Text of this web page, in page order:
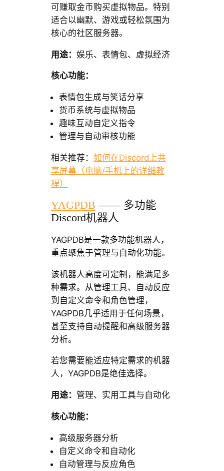
可赚取金币购买虚拟物品。特别
适合以幽默、游戏或轻松氛围为
核心的社区服务器。
用途： 娱乐、表情包、虚拟经济
核心功能：
表情包生成与笑话分享
货币系统与虚拟物品
趣味互动自定义指令
管理与自动审核功能
相关推荐： 如何在Discord上共
享屏幕（电脑/手机上的详细教
程）
YAGPDB —— 多功能
Discord机器人
YAGPDB是一款多功能机器人，
重点聚焦于管理与自动化功能。
该机器人高度可定制，能满足多
种需求。从管理工具、自动反应
到自定义命令和角色管理，
YAGPDB几乎适用于任何场景，
甚至支持自动提醒和高级服务器
分析。
若您需要能适应特定需求的机器
人，YAGPDB是绝佳选择。
用途： 管理、实用工具与自动化
核心功能：
高级服务器分析
自定义命令和自动化
自动管理与反应角色